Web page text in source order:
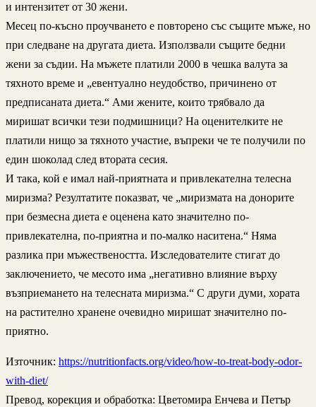
и интензитет от 30 жени.
Месец по-късно проучването е повторено със същите мъже, но
при следване на другата диета. Използвали същите бедни
жени за съдии. На мъжете платили 2000 в чешка валута за
тяхното време и „евентуално неудобство, причинено от
предписаната диета.“ Ами жените, които трябвало да
миришат всички тези подмишници? На оценителките не
платили нищо за тяхното участие, въпреки че те получили по
един шоколад след втората сесия.
И така, кой е имал най-приятната и привлекателна телесна
миризма? Резултатите показват, че „миризмата на донорите
при безмесна диета е оценена като значително по-
привлекателна, по-приятна и по-малко наситена.“ Няма
разлика при мъжествеността. Изследователите стигат до
заключението, че месото има „негативно влияние върху
възприемането на телесната миризма.“ С други думи, хората
на растително хранене очевидно миришат значително по-
приятно.
Източник: https://nutritionfacts.org/video/how-to-treat-body-odor-
with-diet/
Превод, корекция и обработка: Цветомира Енчева и Петър